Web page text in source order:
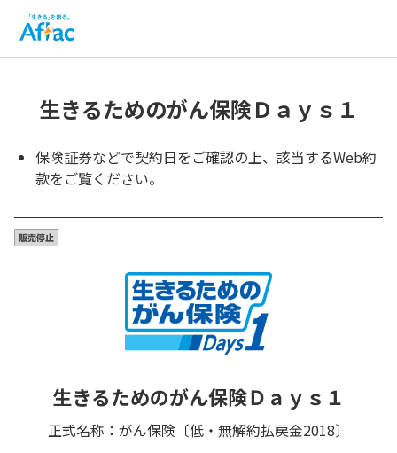
生きるためのがん保険Ｄａｙｓ１
保険証券などで契約日をご確認の上、該当するWeb約
款をご覧ください。
生きるためのがん保険Ｄａｙｓ１
正式名称：がん保険〔低・無解約払戻金2018〕